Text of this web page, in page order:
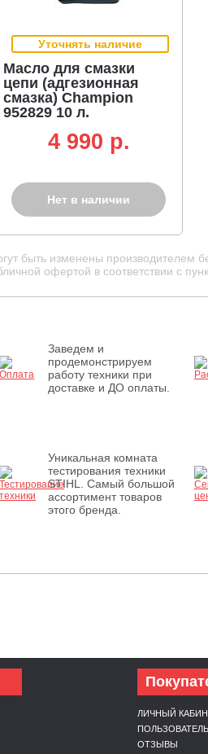
Уточнять наличие
Масло для смазки
цепи (адгезионная
смазка) Champion
952829 10 л.
4 990 p.
Нет в наличии
быть изменены
офертой в соответствии с
Заведем и
продемонстрируем
работу техники при
доставке и ДО оплаты.
Уникальная комната
тестирования техники
STIHL. Самый большой
ассортимент товаров
этого бренда.
ЛИЧНЫЙ
ОТЗЫВЫ